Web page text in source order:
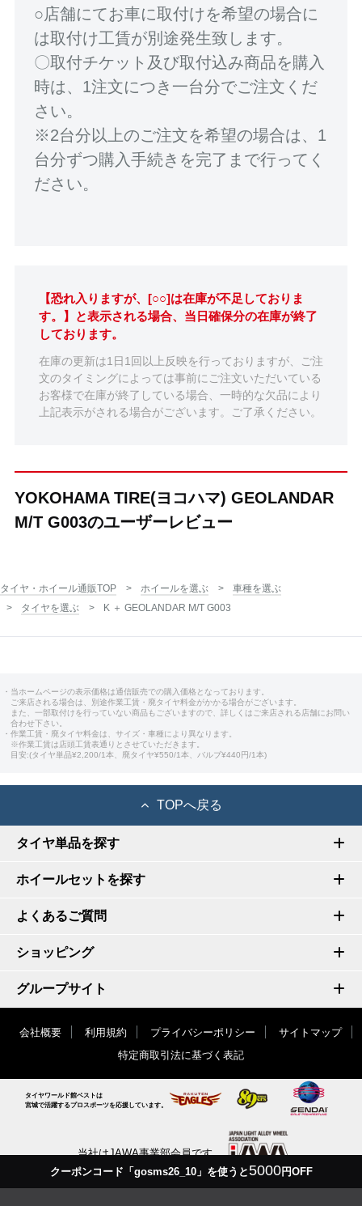
○店舗にてお車に取付けを希望の場合に
は取付け工賃が別途発生致します。
〇取付チケット及び取付込み商品を購入
時は、1注文につき一台分でご注文くだ
さい。
※2台分以上のご注文を希望の場合は、1
台分ずつ購入手続きを完了まで行ってく
ださい。
【恐れ入りますが、[○○]は在庫が不足しておりま
す。】と表示される場合、当日確保分の在庫が終了
しております。
在庫の更新は1日1回以上反映を行っておりますが、ご注
文のタイミングによっては事前にご注文いただいている
お客様で在庫が終了している場合、一時的な欠品により
上記表示がされる場合がございます。ご了承ください。
YOKOHAMA TIRE(ヨコハマ) GEOLANDAR
M/T G003のユーザーレビュー
クーポンコード「gosms26_10」を使うと5000円OFF
タイヤ・ホイール通販TOP ホイールを選ぶ
車種を選ぶ
タイヤを選ぶ
K ＋ GEOLANDAR M/T G003
・当ホームページの表示価格は通信販売での購入価格となっております。
ご来店される場合は、別途作業工賃・廃タイヤ料金がかかる場合がございます。
また、一部取付けを行っていない商品もございますので、詳しくはご来店される店舗にお問い
合わせ下さい。
・作業工賃・廃タイヤ料金は、サイズ・車種により異なります。
※作業工賃は店頭工賃表通りとさせていただきます。
目安:(タイヤ単品¥2,200/1本、廃タイヤ¥550/1本、バルブ¥440円/1本)
TOPへ戻る
タイヤ単品を探す
ホイールセットを探す
よくあるご質問
ショッピング
グループサイト
会社概要 利用規約 プライバシーポリシー
サイトマップ
特定商取引法に基づく表記
タイヤワールド館ベストは
宮城で活躍するプロスポーツを応援しています。
当社はJAWA事業部会員です